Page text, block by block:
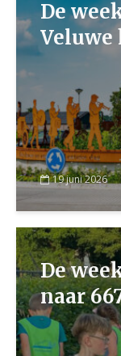
De
19 juni 2026
De
naar